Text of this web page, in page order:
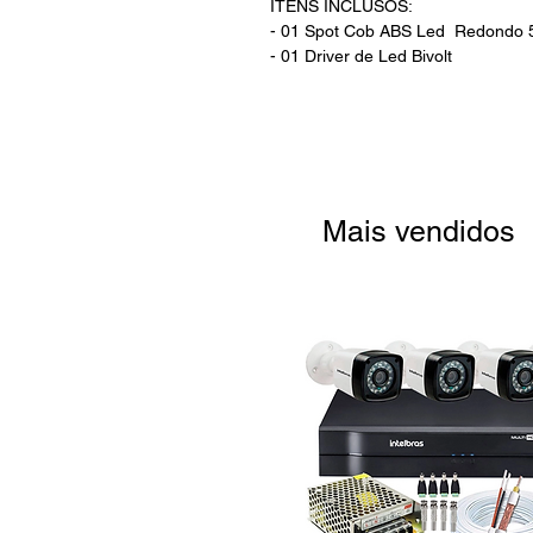
ITENS INCLUSOS:
- 01 Spot Cob ABS Led Redondo
- 01 Driver de Led Bivolt
Mais vendidos